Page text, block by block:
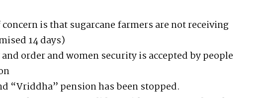
is that sugarcane farmers are not receiving
14 days)
order and women security is accepted by people
“Vriddha” pension has been stopped.